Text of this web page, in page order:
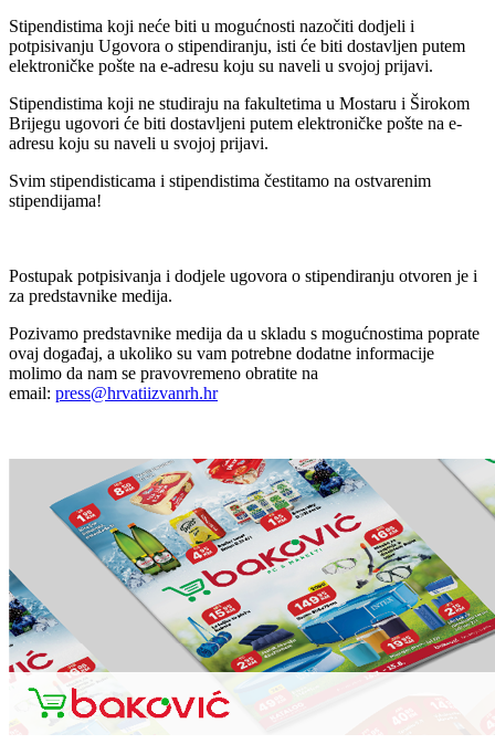
Stipendistima koji neće biti u mogućnosti nazočiti dodjeli i
potpisivanju Ugovora o stipendiranju, isti će biti dostavljen putem
elektroničke pošte na e-adresu koju su naveli u svojoj prijavi.
Stipendistima koji ne studiraju na fakultetima u Mostaru i Širokom
Brijegu ugovori će biti dostavljeni putem elektroničke pošte na e-
adresu koju su naveli u svojoj prijavi.
Svim stipendisticama i stipendistima čestitamo na ostvarenim
stipendijama!
Postupak potpisivanja i dodjele ugovora o stipendiranju otvoren je i
za predstavnike medija.
Pozivamo predstavnike medija da u skladu s mogućnostima poprate
ovaj događaj, a ukoliko su vam potrebne dodatne informacije
molimo da nam se pravovremeno obratite na
email: press@hrvatiizvanrh.hr